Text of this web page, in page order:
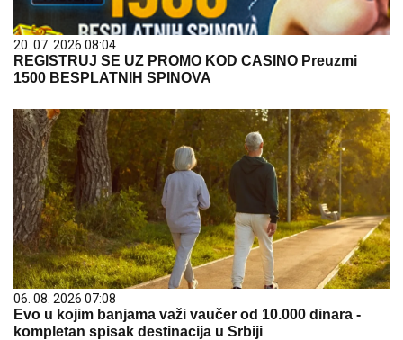
20. 07. 2026 08:04
REGISTRUJ SE UZ PROMO KOD CASINO Preuzmi
1500 BESPLATNIH SPINOVA
06. 08. 2026 07:08
Evo u kojim banjama važi vaučer od 10.000 dinara -
kompletan spisak destinacija u Srbiji